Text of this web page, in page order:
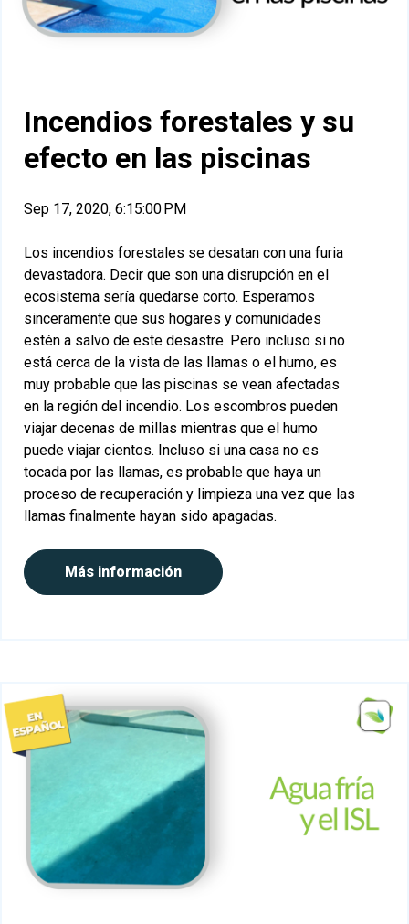
Incendios forestales y su
efecto en las piscinas
Sep 17, 2020, 6:15:00 PM
Los incendios forestales se desatan con una furia
devastadora. Decir que son una disrupción en el
ecosistema sería quedarse corto. Esperamos
sinceramente que sus hogares y comunidades
estén a salvo de este desastre. Pero incluso si no
está cerca de la vista de las llamas o el humo, es
muy probable que las piscinas se vean afectadas
en la región del incendio. Los escombros pueden
viajar decenas de millas mientras que el humo
puede viajar cientos. Incluso si una casa no es
tocada por las llamas, es probable que haya un
proceso de recuperación y limpieza una vez que las
llamas finalmente hayan sido apagadas.
Más información